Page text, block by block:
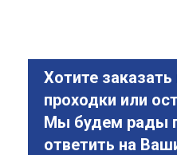
Хотите
проходки или
Мы будем рады
ответить на